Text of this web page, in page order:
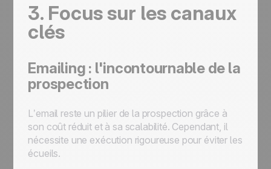
3. Focus sur les canaux
clés
Emailing : l'incontournable de la
prospection
L’email reste un pilier de la prospection grâce à
son coût réduit et à sa scalabilité. Cependant, il
nécessite une exécution rigoureuse pour éviter les
écueils.